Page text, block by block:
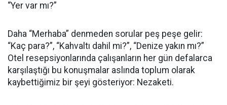
“Yer var mı?”
Daha “Merhaba” denmeden sorular peş peşe gelir:
“Kaç para?”, “Kahvaltı dahil mi?”, “Denize yakın mı?”
Otel resepsiyonlarında çalışanların her gün defalarca
karşılaştığı bu konuşmalar aslında toplum olarak
kaybettiğimiz bir şeyi gösteriyor: Nezaketi.